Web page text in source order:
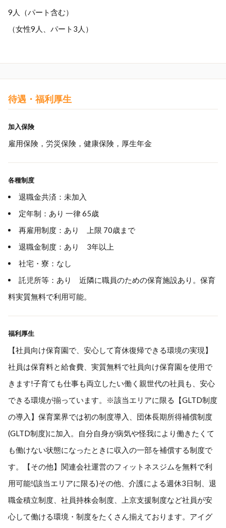
9人（パート含む）
（女性9人、パート3人）
待遇・福利厚生
加入保険
雇用保険，労災保険，健康保険，厚生年金
各種制度
退職金共済：未加入
定年制：あり 一律 65歳
再雇用制度：あり 上限 70歳まで
退職金制度：あり 3年以上
社宅・寮：なし
託児所等：あり 近隣に職員のための保育施設あり。保育
料実質無料で利用可能。
福利厚生
【社員向け保育園で、安心して育休復帰できる環境の実現】
社員は保育料と給食費、実質無料で社員向け保育園を使用で
きます!子育ても仕事も両立したい働く親世代の社員も、安心
できる環境が揃っています。※該当エリアに限る【GLTD制度
の導入】保育業界では初の制度導入、団体長期所得補償制度
(GLTD制度)に加入。自分自身が病気や怪我により働きたくて
も働けない状態になったときに収入の一部を補償する制度で
す。【その他】関連会社運営のフィットネスジムを無料で利
用可能!(該当エリアに限る)その他、介護による週休3日制、退
職金積立制度、社員持株会制度、上京支援制度など社員が安
心して働ける環境・制度をたくさん揃えております。アイグ